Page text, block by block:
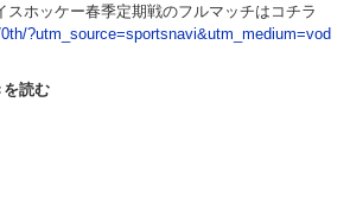
ホッケー春季定期戦のフルマッチはコチラ
?utm_source=sportsnavi&utm_medium=vod
を読む